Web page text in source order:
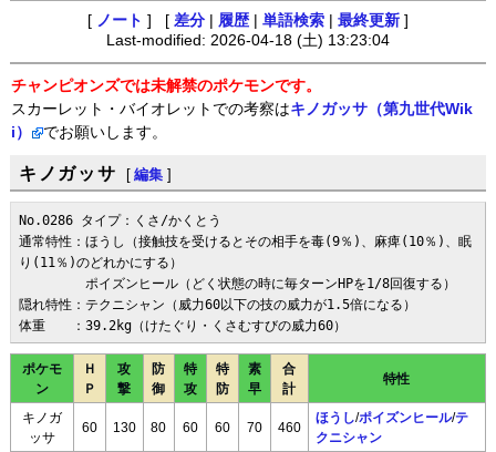
[ ノート ] [ 差分 履歴 単語検索 最終更新 ]
Last-modified: 2026-04-18 (土) 13:23:04
チャンピオンズでは未解禁のポケモンです。
スカーレット・バイオレットでの考察はキノガッサ（第九世代Wik
i）
でお願いします。
キノガッサ [ 編集 ]
No.0286 タイプ：くさ/かくとう
通常特性：ほうし（接触技を受けるとその相手を毒(9％)、麻痺(10％)、眠
り(11％)のどれかにする）
ポイズンヒール（どく状態の時に毎ターンHPを1/8回復する）
隠れ特性：テクニシャン（威力60以下の技の威力が1.5倍になる）
体重　　：39.2kg（けたぐり・くさむすびの威力60）
ポケモ
ン
Ｈ
Ｐ
攻
撃
防
御
特
攻
特
防
素
早
合
計
特性
キノガ
ッサ
60 130 80 60 60 70 460
ほうし/ポイズンヒール/テ
クニシャン